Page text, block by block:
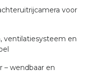
voor
ventilatiesysteem en
– wendbaar en